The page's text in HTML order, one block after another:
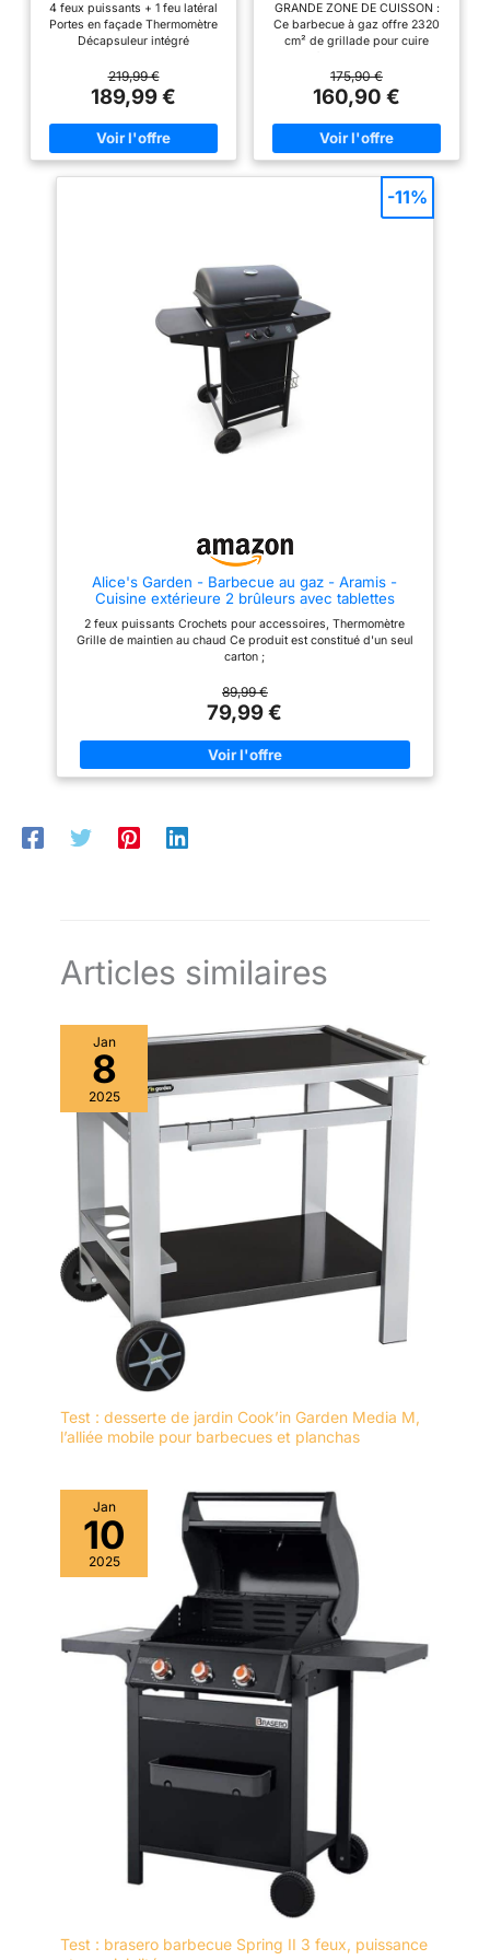
une meilleure expérience
de BBQ. Stockage et
d'appoint pour la
préparation des plats et
le placement des
ingrédients, beaucoup
d'espace sur le plaque
d'autres gros objets. 2
pour un mouvement plus
facile. Facile à Nettoyer:
La lèchefrite et un bac à
graisse amovible pour
recueillir les résidus et la
graisse. Nettoyez
facilement pour vous
donner une expérience
de barbecue saine et
feu latéral noir. avec
thermomètre
4 feux puissants + 1 feu latéral
Portes en façade Thermomètre
Décapsuleur intégré
219,99 €
189,99 €
Noir
GRANDE ZONE DE CUISSON :
Ce barbecue à gaz offre 2320
cm² de grillade pour cuire
saucisses en même temps,
avec un réchaud et un brûleur
latéral pour la cuisson en poêle,
idéal pour 5 à 9 convives
RANGEMENT BIEN PENSÉ : Ce
barbecue de jardin dispose
pour la préparation, d'un porte-
épices et d'une étagère, pour
garder chaque accessoire à
MAÎTRISÉE AU DEGRÉ PRÈS :
Fermez le couvercle de ce
barbecue à gaz pour concentrer
la chaleur et donner une saveur
fumée intense à vos plats,
tandis que le thermomètre à
double échelle aide à suivre
précisément la température
interne CHALEUR RÉGLÉE
BRÛLEUR PAR BRÛLEUR :
barbecue à gaz est doté d'un
nettoyage plus simple et de 2
roulettes pour le déplacer
jardin; régulateur et tuyau non
fournis, à acheter séparément
175,90 €
160,90 €
Alice's Garden - Barbecue au gaz - Aramis -
Cuisine extérieure 2 brûleurs avec tablettes
2 feux puissants Crochets pour accessoires, Thermomètre
Grille de maintien au chaud Ce produit est constitué d'un seul
carton ;
89,99 €
79,99 €
-11%
Articles similaires
Jan
8
2025
Test : desserte de jardin Cook’in Garden Media M,
l’alliée mobile pour barbecues et planchas
Jan
10
2025
Test : brasero barbecue Spring II 3 feux, puissance